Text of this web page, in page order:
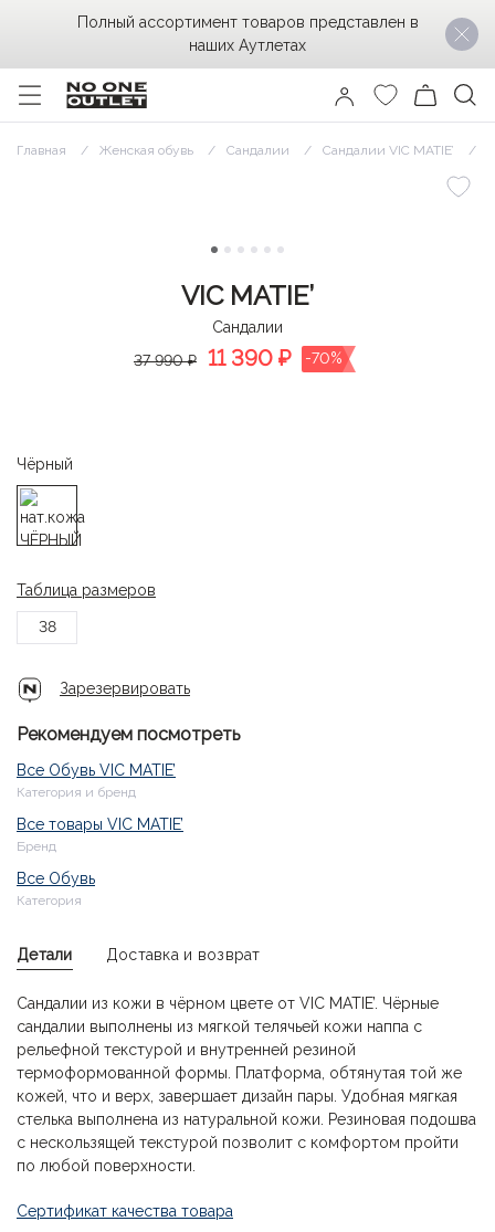
Главная Женская обувь Сандалии Сандалии VIC MATIE’
VIC MATIE’
Сандалии
37 990 ₽
11 390 ₽ -70%
Чёрный
Таблица размеров
38
Зарезервировать
Рекомендуем посмотреть
Все Обувь VIC MATIE’
Категория и бренд
Все товары VIC MATIE’
Бренд
Все Обувь
Категория
Детали Доставка и возврат
Сандалии из кожи в чёрном цвете от VIC MATIE’. Чёрные
сандалии выполнены из мягкой телячьей кожи наппа с
рельефной текстурой и внутренней резиной
термоформованной формы. Платформа, обтянутая той же
кожей, что и верх, завершает дизайн пары. Удобная мягкая
стелька выполнена из натуральной кожи. Резиновая подошва
с нескользящей текстурой позволит с комфортом пройти
по любой поверхности.
Сертификат качества товара
Полный ассортимент товаров представлен в
наших Аутлетах